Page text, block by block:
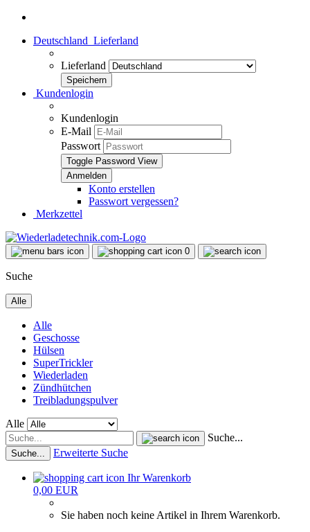
Deutschland Lieferland
Lieferland
Kundenlogin
Kundenlogin
E-Mail
Passwort
Toggle Password View
Konto erstellen
Passwort vergessen?
Merkzettel
0
Suche
Alle
Alle
Geschosse
Hülsen
SuperTrickler
Wiederladen
Zündhütchen
Treibladungspulver
Alle
Suche...
Suche... Erweiterte Suche
Ihr Warenkorb
0,00 EUR
Sie haben noch keine Artikel in Ihrem Warenkorb.